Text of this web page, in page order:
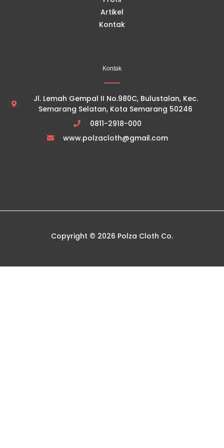
Artikel
Kontak
Kontak
Jl. Lemah Gempal II No.980C, Bulustalan, Kec.
Semarang Selatan, Kota Semarang 50246
0811-2918-000
www.polzacloth@gmail.com
Copyright © 2026 Polza Cloth Co.